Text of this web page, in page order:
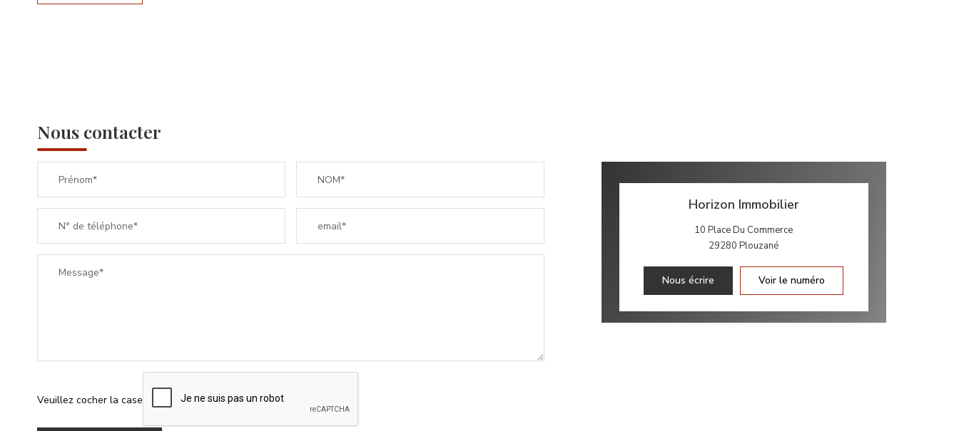
Nous contacter
Prénom* NOM*
N° de téléphone* email*
Message*
Veuillez cocher la case
Horizon Immobilier
10 Place Du Commerce
29280Plouzané
Nous écrire Voir le numéro